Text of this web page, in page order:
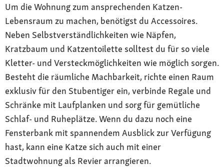
Um die Wohnung zum ansprechenden Katzen-
Lebensraum zu machen, benötigst du Accessoires.
Neben Selbstverständlichkeiten wie Näpfen,
Kratzbaum und Katzentoilette solltest du für so viele
Kletter- und Versteckmöglichkeiten wie möglich sorgen.
Besteht die räumliche Machbarkeit, richte einen Raum
exklusiv für den Stubentiger ein, verbinde Regale und
Schränke mit Laufplanken und sorg für gemütliche
Schlaf- und Ruheplätze. Wenn du dazu noch eine
Fensterbank mit spannendem Ausblick zur Verfügung
hast, kann eine Katze sich auch mit einer
Stadtwohnung als Revier arrangieren.